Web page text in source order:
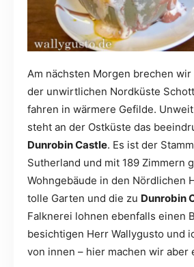
Am nächsten Morgen brechen
der unwirtlichen Nordküste
fahren in wärmere Gefilde.
steht an der Ostküste das
Dunrobin Castle. Es ist der
Sutherland und mit 189 Zimmern
Wohngebäude in den Nördlichen
tolle Garten und die zu Dunrobin
Falknerei lohnen ebenfalls einen
besichtigen Herr Wallygusto und
von innen – hier machen wir aber